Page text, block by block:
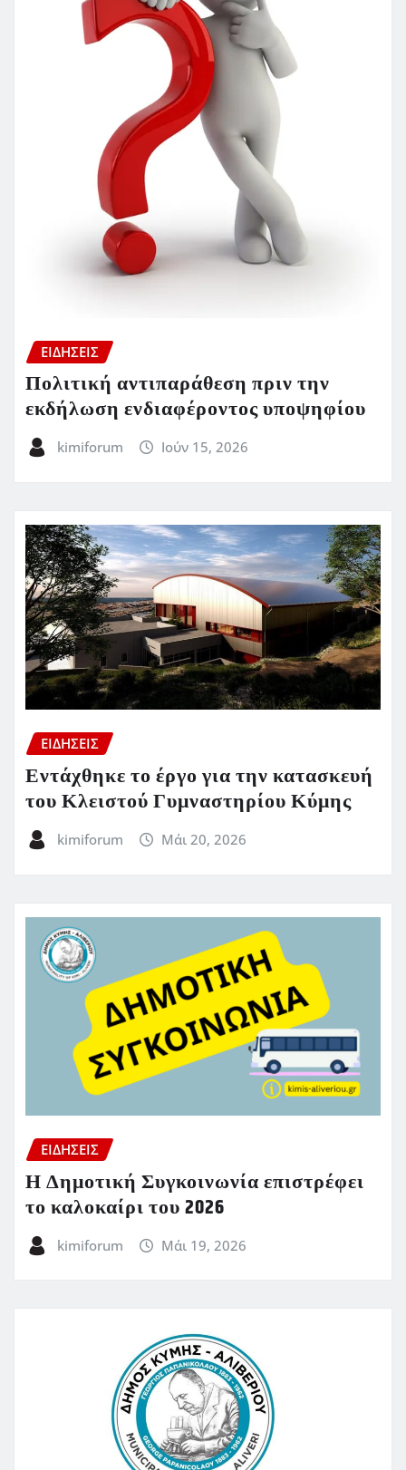
ΕΙΔΗΣΕΙΣ
Πολιτική αντιπαράθεση πριν την
εκδήλωση ενδιαφέροντος υποψηφίου
kimiforum Ιούν 15, 2026
ΕΙΔΗΣΕΙΣ
Εντάχθηκε το έργο για την κατασκευή
του Κλειστού Γυμναστηρίου Κύμης
kimiforum Μάι 20, 2026
ΕΙΔΗΣΕΙΣ
Η Δημοτική Συγκοινωνία επιστρέφει
το καλοκαίρι του 2026
kimiforum Μάι 19, 2026